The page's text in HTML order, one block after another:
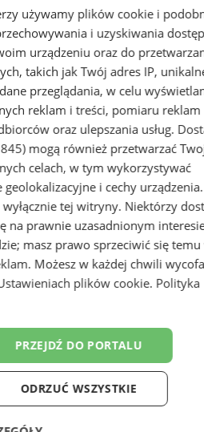
Metropolię. Nowa
OFF Festivalu
używamy plików cookie i
i uzyskiwania
urządzeniu oraz do
takich jak Twój adres IP,
przeglądania, w celu
reklam i treści, pomiaru reklam
oraz ulepszania usług.
mogą również przetwarzać
celach, w tym wykorzystywać
geolokalizacyjne i cechy
tej witryny. Niektórzy
na prawnie uzasadnionym
masz prawo sprzeciwić się temu
. Możesz w każdej chwili
plików cookie. Polityka
PRZEJDŹ DO PORTALU
ODRZUĆ WSZYSTKIE